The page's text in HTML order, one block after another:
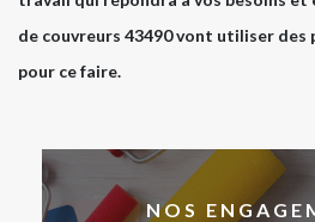
de couvreurs 43490 vont utiliser des
pour ce faire.
NOS